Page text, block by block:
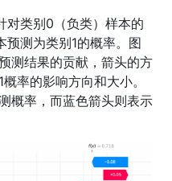
对类别0（负类）样本的
测为类别1的概率。图
测结果的贡献，箭头的方
率的影响方向和大小。
概率，而蓝色箭头则表示